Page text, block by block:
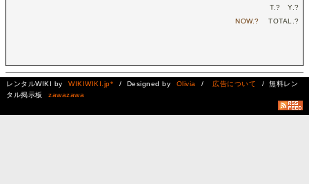
T.? Y.?
NOW.? TOTAL.?
レンタルWIKI by WIKIWIKI.jp* / Designed by Olivia / 広告について
/ 無料レン
タル掲示板
zawazawa